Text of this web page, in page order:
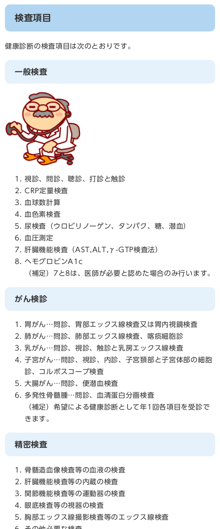
検査項目
健康診断の検査項目は次のとおりです。
一般検査
視診、問診、聴診、打診と触診
CRP定量検査
血球数計算
血色素検査
尿検査（ウロビリノーゲン、タンパク、糖、潜血）
血圧測定
肝臓機能検査（AST,ALT,γ-GTP検査法）
ヘモグロビンA1c
（補足）7と8は、医師が必要と認めた場合のみ行います。
がん検診
胃がん…問診、胃部エックス線検査又は胃内視鏡検査
肺がん…問診、肺部エックス線検査、喀痰細胞診
乳がん…問診、視診、触診と乳房エックス線検査
子宮がん…問診、視診、内診、子宮頚部と子宮体部の細胞
診、コルポスコープ検査
大腸がん…問診、便潜血検査
多発性骨髄腫…問診、血清蛋白分画検査
（補足）希望による健康診断として年1回各項目を受診で
きます。
精密検査
骨髄造血像検査等の血液の検査
肝臓機能検査等の内蔵の検査
関節機能検査等の運動器の検査
眼底検査等の視器の検査
胸部エックス線撮影検査等のエックス線検査